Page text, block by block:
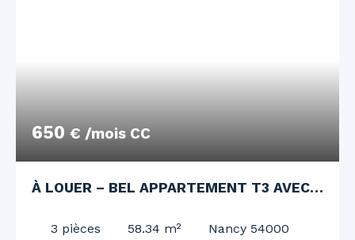
650 € /mois CC
À LOUER – BEL APPARTEMENT T3 AVEC
3 pièces 58.34 m² Nancy 54000